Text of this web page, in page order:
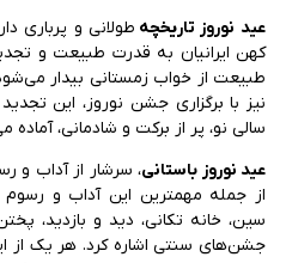
عید نوروز تاریخچه طولانی و پرباری
کهن ایرانیان به قدرت طبیعت و
طبیعت از خواب زمستانی بیدار می‌شود
نیز با برگزاری جشن نوروز، این
سالی نو، پر از برکت و شادمانی، آماده
عید نوروز باستانی، سرشار از آداب و
از جمله مهمترین این آداب و
سین، خانه تکانی، دید و بازدید،
جشن‌های سنتی اشاره کرد. هر یک از